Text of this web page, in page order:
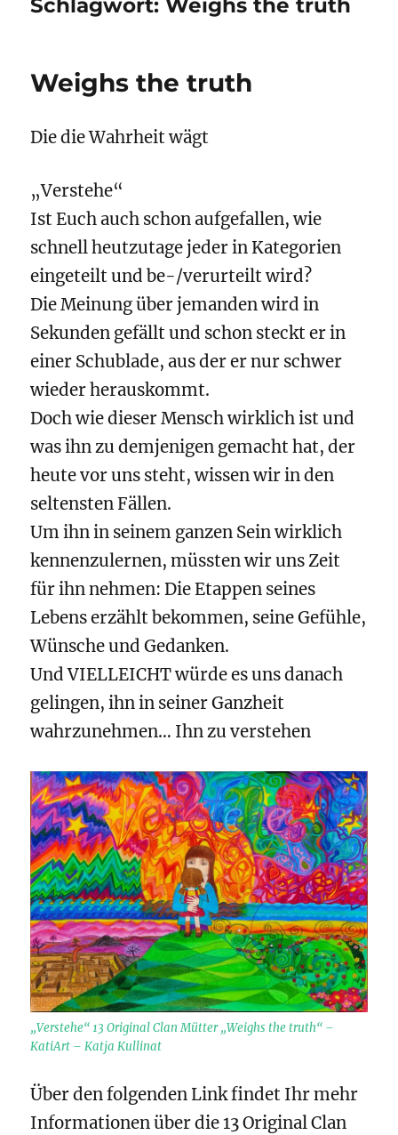
Schlagwort: Weighs the truth
Weighs the truth
Die die Wahrheit wägt
„Verstehe“
Ist Euch auch schon aufgefallen, wie
schnell heutzutage jeder in Kategorien
eingeteilt und be-/verurteilt wird?
Die Meinung über jemanden wird in
Sekunden gefällt und schon steckt er in
einer Schublade, aus der er nur schwer
wieder herauskommt.
Doch wie dieser Mensch wirklich ist und
was ihn zu demjenigen gemacht hat, der
heute vor uns steht, wissen wir in den
seltensten Fällen.
Um ihn in seinem ganzen Sein wirklich
kennenzulernen, müssten wir uns Zeit
für ihn nehmen: Die Etappen seines
Lebens erzählt bekommen, seine Gefühle,
Wünsche und Gedanken.
Und VIELLEICHT würde es uns danach
gelingen, ihn in seiner Ganzheit
wahrzunehmen… Ihn zu verstehen
„Verstehe“ 13 Original Clan Mütter „Weighs the truth“ –
KatiArt – Katja Kullinat
Über den folgenden Link findet Ihr mehr
Informationen über die 13 Original Clan